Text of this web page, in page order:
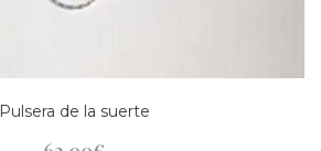
Pulsera de la suerte